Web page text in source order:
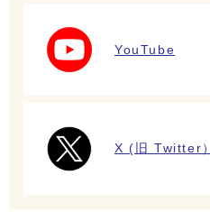
YouTube
X (旧 Twitter）